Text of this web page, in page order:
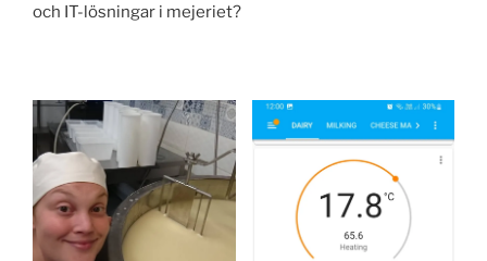
och IT-lösningar i mejeriet?